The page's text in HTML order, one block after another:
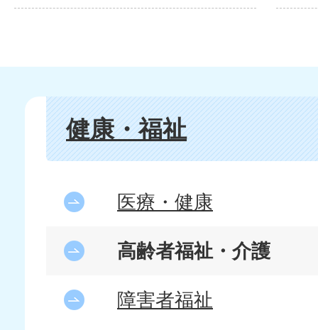
健康・福祉
医療・健康
高齢者福祉・介護
障害者福祉